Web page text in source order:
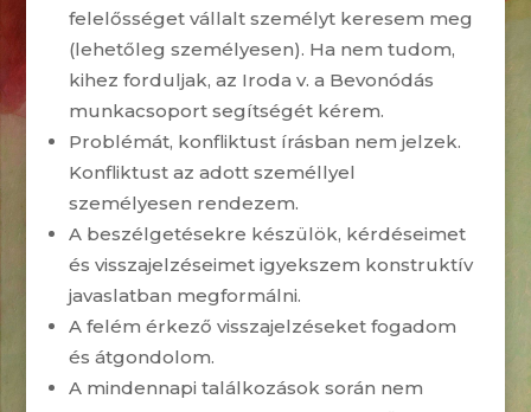
felelősséget vállalt személyt keresem meg
(lehetőleg személyesen). Ha nem tudom,
kihez forduljak, az Iroda v. a Bevonódás
munkacsoport segítségét kérem.
Problémát, konfliktust írásban nem jelzek.
Konfliktust az adott személlyel
személyesen rendezem.
A beszélgetésekre készülök, kérdéseimet
és visszajelzéseimet igyekszem konstruktív
javaslatban megformálni.
A felém érkező visszajelzéseket fogadom
és átgondolom.
A mindennapi találkozások során nem